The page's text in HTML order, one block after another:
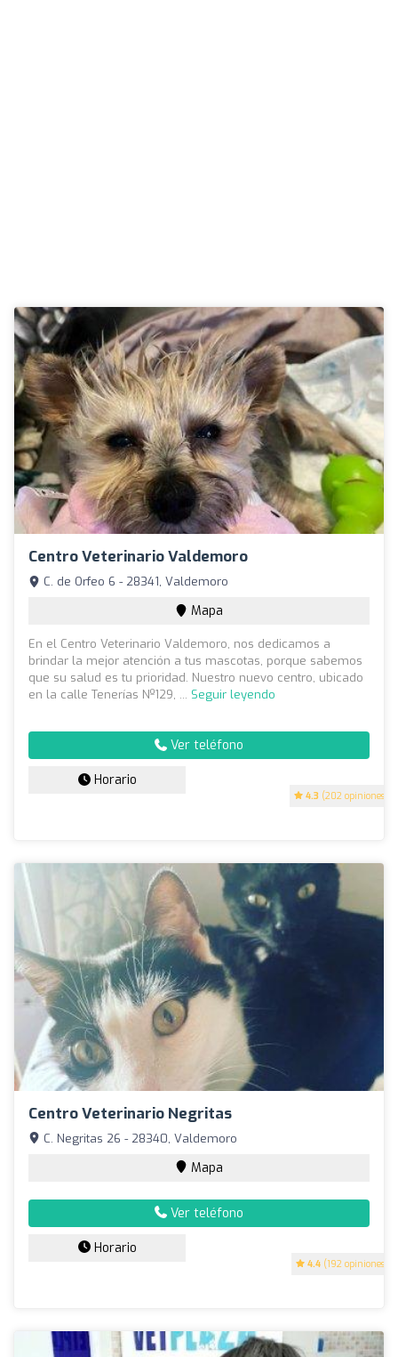
Centro Veterinario Valdemoro
4.3 (202 opiniones)
C. de Orfeo 6 - 28341, Valdemoro
Mapa
En el Centro Veterinario Valdemoro, nos dedicamos a
brindar la mejor atención a tus mascotas, porque sabemos
que su salud es tu prioridad. Nuestro nuevo centro, ubicado
en la calle Tenerías Nº129, ... Seguir leyendo
Ver teléfono
Horario
Centro Veterinario Negritas
4.4 (192 opiniones)
C. Negritas 26 - 28340, Valdemoro
Mapa
Ver teléfono
Horario